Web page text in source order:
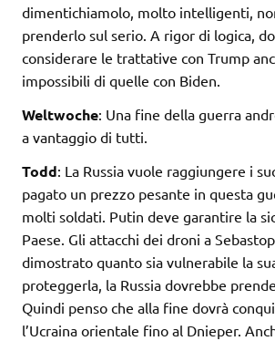
dimentichiamolo, molto intelligenti,
prenderlo sul serio. A rigor di logica,
considerare le trattative con Trump
impossibili di quelle con Biden.
Weltwoche: Una fine della guerra
a vantaggio di tutti.
Todd: La Russia vuole raggiungere i
pagato un prezzo pesante in questa
molti soldati. Putin deve garantire la
Paese. Gli attacchi dei droni a
dimostrato quanto sia vulnerabile la
proteggerla, la Russia dovrebbe
Quindi penso che alla fine dovrà
l’Ucraina orientale fino al Dnieper.